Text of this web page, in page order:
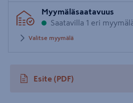
postinumero
Myymäläsaatavuus
Saatavilla 1 eri
Valitse myymälä
Esite (PDF)
avautuu uuteen välilehteen